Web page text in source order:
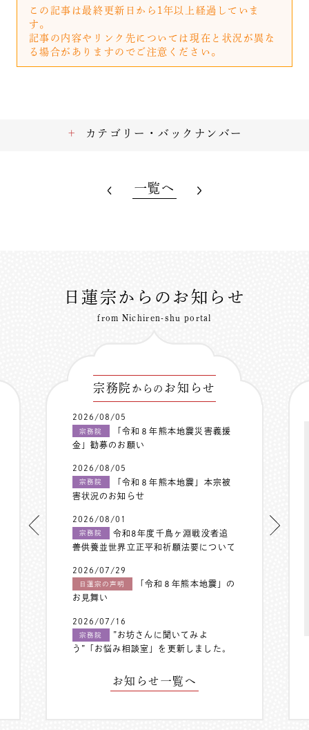
この記事は最終更新日から1年以上経過していま
す。
記事の内容やリンク先については現在と状況が異な
る場合がありますのでご注意ください。
カテゴリー・バックナンバー
一覧へ
日蓮宗からのお知らせ
from Nichiren-shu portal
宗務院 からの お知らせ
2026/08/05
宗務院
「令和８年熊本地震災害義援
金」勧募のお願い
2026/08/05
宗務院
「令和８年熊本地震」本宗被
害状況のお知らせ
2026/08/01
宗務院
令和8年度千鳥ヶ淵戦没者追
善供養並世界立正平和祈願法要について
2026/07/29
日蓮宗の声明
「令和８年熊本地震」の
お見舞い
2026/07/16
宗務院
”お坊さんに聞いてみよ
う”「お悩み相談室」を更新しました。
お知らせ一覧へ